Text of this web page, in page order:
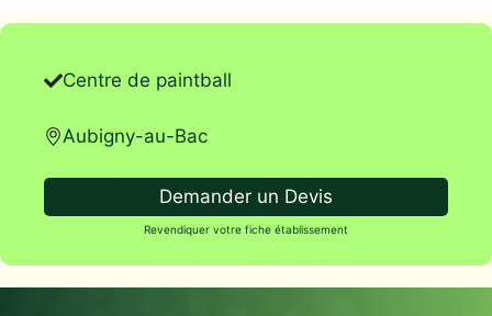
Centre de paintball
Aubigny-au-Bac
Demander un Devis
Revendiquer votre fiche établissement